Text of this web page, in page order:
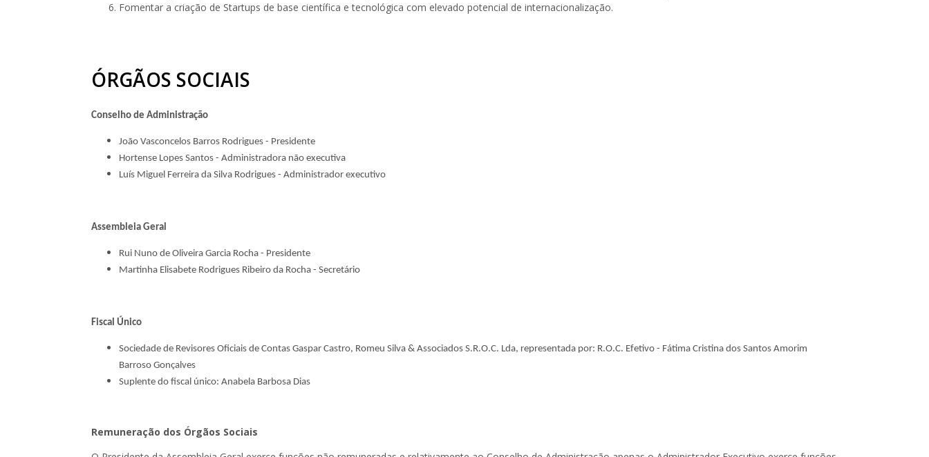
Fomentar a criação de Startups de base científica e tecnológica com elevado potencial de internacionalização.
ÓRGÃOS SOCIAIS
Conselho de Administração
João Vasconcelos Barros Rodrigues - Presidente
Hortense Lopes Santos - Administradora não executiva
Luís Miguel Ferreira da Silva Rodrigues - Administrador executivo
Assembleia Geral
Rui Nuno de Oliveira Garcia Rocha - Presidente
Martinha Elisabete Rodrigues Ribeiro da Rocha - Secretário
Fiscal Único
Sociedade de Revisores Oficiais de Contas Gaspar Castro, Romeu Silva & Associados S.R.O.C. Lda, representada por: R.O.C. Efetivo - Fátima Cristina dos Santos Amorim
Barroso Gonçalves
Suplente do fiscal único: Anabela Barbosa Dias
Remuneração dos Órgãos Sociais